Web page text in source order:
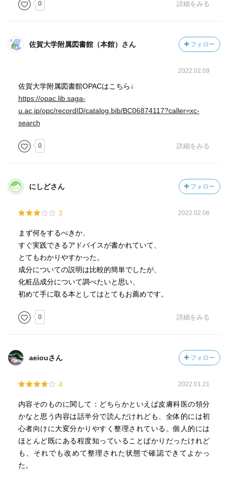
ている。
ミンCだということだけ持ち帰ろうかと思う。
それも明日には忘れてそうだけど…
ドラッグストアで買える日焼け止めを使うと、顔が熱くな
るのが嫌だったんだが、塗る量が少なかったのが理由か
も。
というのも、最近日焼け止めの塗る量の目安を動画で見
て、あれ、普段塗ってる量って足りない？と思い、やり過
ら。
れない。
しばらく多めに塗り続けてみて、それでも火照るようなら
紫外線散乱剤配合のものに切り替えてみようかな。
れが実物大の〇で書かれていたからとても分かりやすかっ
た。パッと見で理解できる。
それに、｢やわらかい｣｢かため｣と硬さで日焼け止めの種類
を2分してあって、それもとても分かりやすかった。
とりあえず私は塗る量が足りてなかったので、１円玉2枚分
塗り続けてみようと思う。
0 詳細をみる
佐賀大学附属図書館（本館）さん フォロー
2022.02.09
佐賀大学附属図書館OPACはこちら↓
https://opac.lib.saga-
u.ac.jp/opc/recordID/catalog.bib/BC06874117?caller=xc-
search
0 詳細をみる
にしどさん フォロー
3 2022.02.06
まず何をするべきか、
すぐ実践できるアドバイスが書かれていて、
とてもわかりやすかった。
成分についての説明は比較的簡単でしたが、
化粧品成分について調べたいと思い、
初めて手に取る本としてはとてもお薦めです。
0 詳細をみる
aeiouさん フォロー
4 2022.01.21
内容そのものに関して：どちらかといえば皮膚科医の領分
かなと思う内容は話半分で読んだけれども、全体的には初
心者向けに大変分かりやすく整理されている。個人的には
ほとんど既にある程度知っていることばかりだったけれど
も、それでも改めて整理された状態で確認できてよかっ
た。